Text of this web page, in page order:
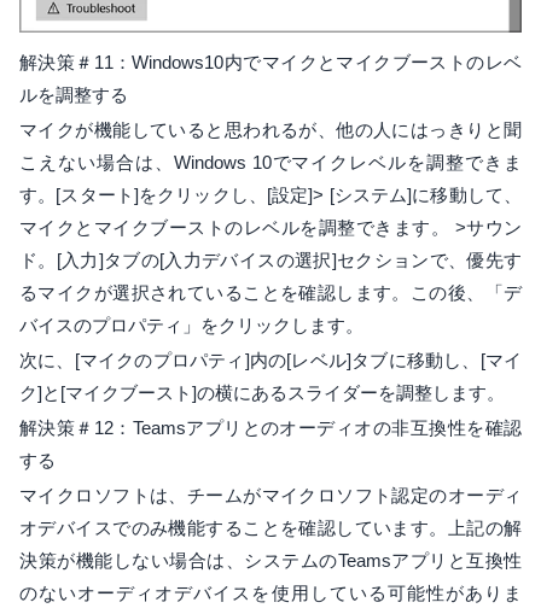
解決策＃11：Windows10内でマイクとマイクブーストのレベ
ルを調整する
マイクが機能していると思われるが、他の人にはっきりと聞
こえない場合は、Windows 10でマイクレベルを調整できま
す。[スタート]をクリックし、[設定]> [システム]に移動して、
マイクとマイクブーストのレベルを調整できます。 >サウン
ド。[入力]タブの[入力デバイスの選択]セクションで、優先す
るマイクが選択されていることを確認します。この後、「デ
バイスのプロパティ」をクリックします。
次に、[マイクのプロパティ]内の[レベル]タブに移動し、[マイ
ク]と[マイクブースト]の横にあるスライダーを調整します。
解決策＃12：Teamsアプリとのオーディオの非互換性を確認
する
マイクロソフトは、チームがマイクロソフト認定のオーディ
オデバイスでのみ機能することを確認しています。上記の解
決策が機能しない場合は、システムのTeamsアプリと互換性
のないオーディオデバイスを使用している可能性がありま